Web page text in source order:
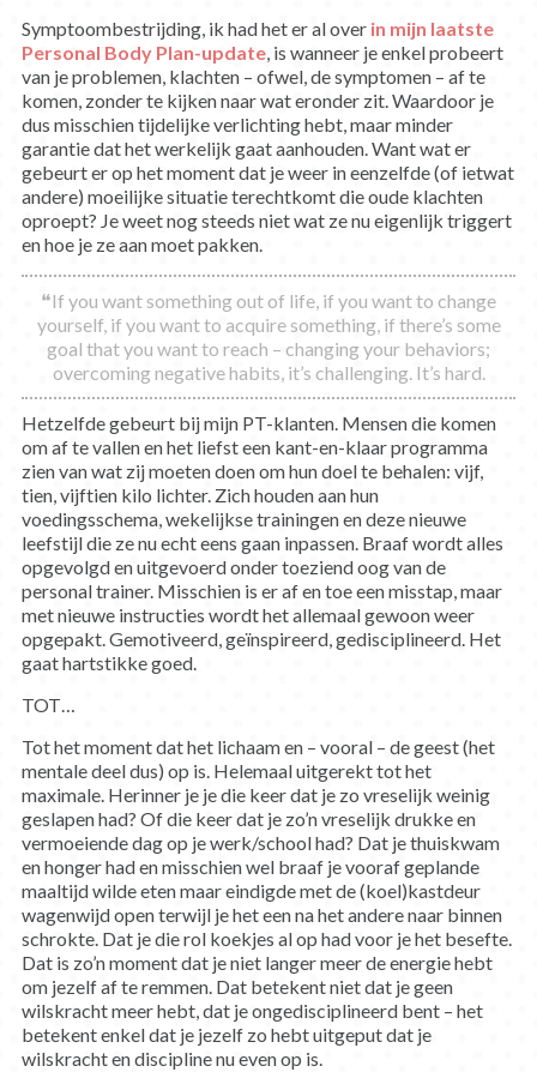
Symptoombestrijding, ik had het er al over in mijn laatste
Personal Body Plan-update, is wanneer je enkel probeert
van je problemen, klachten – ofwel, de symptomen – af te
komen, zonder te kijken naar wat eronder zit. Waardoor je
dus misschien tijdelijke verlichting hebt, maar minder
garantie dat het werkelijk gaat aanhouden. Want wat er
gebeurt er op het moment dat je weer in eenzelfde (of ietwat
andere) moeilijke situatie terechtkomt die oude klachten
oproept? Je weet nog steeds niet wat ze nu eigenlijk triggert
en hoe je ze aan moet pakken.
❝If you want something out of life, if you want to change
yourself, if you want to acquire something, if there’s some
goal that you want to reach – changing your behaviors;
overcoming negative habits, it’s challenging. It’s hard.
Hetzelfde gebeurt bij mijn PT-klanten. Mensen die komen
om af te vallen en het liefst een kant-en-klaar programma
zien van wat zij moeten doen om hun doel te behalen: vijf,
tien, vijftien kilo lichter. Zich houden aan hun
voedingsschema, wekelijkse trainingen en deze nieuwe
leefstijl die ze nu echt eens gaan inpassen. Braaf wordt alles
opgevolgd en uitgevoerd onder toeziend oog van de
personal trainer. Misschien is er af en toe een misstap, maar
met nieuwe instructies wordt het allemaal gewoon weer
opgepakt. Gemotiveerd, geïnspireerd, gedisciplineerd. Het
gaat hartstikke goed.
TOT…
Tot het moment dat het lichaam en – vooral – de geest (het
mentale deel dus) op is. Helemaal uitgerekt tot het
maximale. Herinner je je die keer dat je zo vreselijk weinig
geslapen had? Of die keer dat je zo’n vreselijk drukke en
vermoeiende dag op je werk/school had? Dat je thuiskwam
en honger had en misschien wel braaf je vooraf geplande
maaltijd wilde eten maar eindigde met de (koel)kastdeur
wagenwijd open terwijl je het een na het andere naar binnen
schrokte. Dat je die rol koekjes al op had voor je het besefte.
Dat is zo’n moment dat je niet langer meer de energie hebt
om jezelf af te remmen. Dat betekent niet dat je geen
wilskracht meer hebt, dat je ongedisciplineerd bent – het
betekent enkel dat je jezelf zo hebt uitgeput dat je
wilskracht en discipline nu even op is.